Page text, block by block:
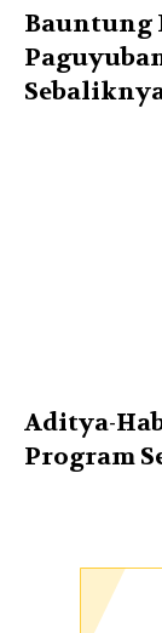
Bauntung
Aditya-
Program